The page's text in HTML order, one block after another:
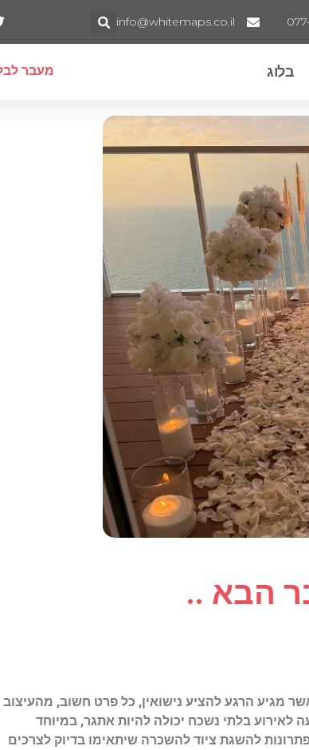
info@whitemaps.co.il
בלוג מעבר
הבא ..
מגיע הרגע להציע נישואין, כל פרט חשוב, מהעיצוב
בלתי נשכח יכולה להיות אתגר, במיוחד
להשגת ציוד להשכרה שיתאימו בדיוק לצרכים